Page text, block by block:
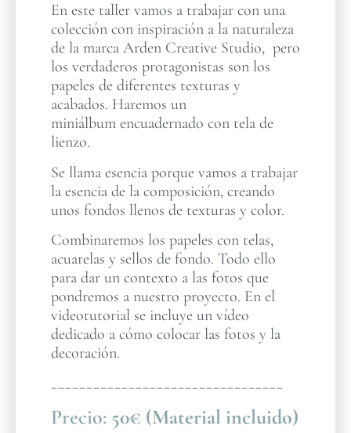
En este taller vamos a trabajar con una
colección con inspiración a la naturaleza
de la marca Arden Creative Studio, pero
los verdaderos protagonistas son los
papeles de diferentes texturas y
acabados. Haremos un
miniálbum encuadernado con tela de
lienzo.
Se llama esencia porque vamos a trabajar
la esencia de la composición, creando
unos fondos llenos de texturas y color.
Combinaremos los papeles con telas,
acuarelas y sellos de fondo. Todo ello
para dar un contexto a las fotos que
pondremos a nuestro proyecto. En el
videotutorial se incluye un vídeo
dedicado a cómo colocar las fotos y la
decoración.
_________________________________
Precio: 50€ (Material incluido)